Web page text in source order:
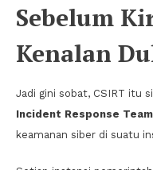
Sebelum
Kenalan
Jadi gini sobat, CSIRT itu
Incident Response
keamanan siber di suatu